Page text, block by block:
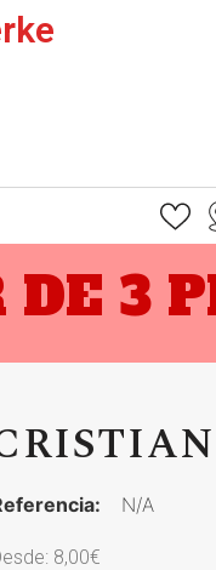
3
N/A
8,00€